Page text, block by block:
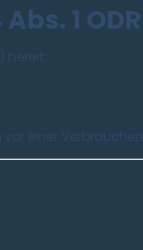
1
bereit:
einer